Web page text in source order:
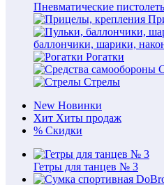
Пневматические
баллончики, шарики,
Рогатки
Стрелы
New Новинки
Хит Хиты продаж
% Скидки
Гетры для танцев № 3